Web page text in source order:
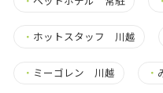
・ ホットスタッフ 川越
・ ミーゴレン 川越 ・